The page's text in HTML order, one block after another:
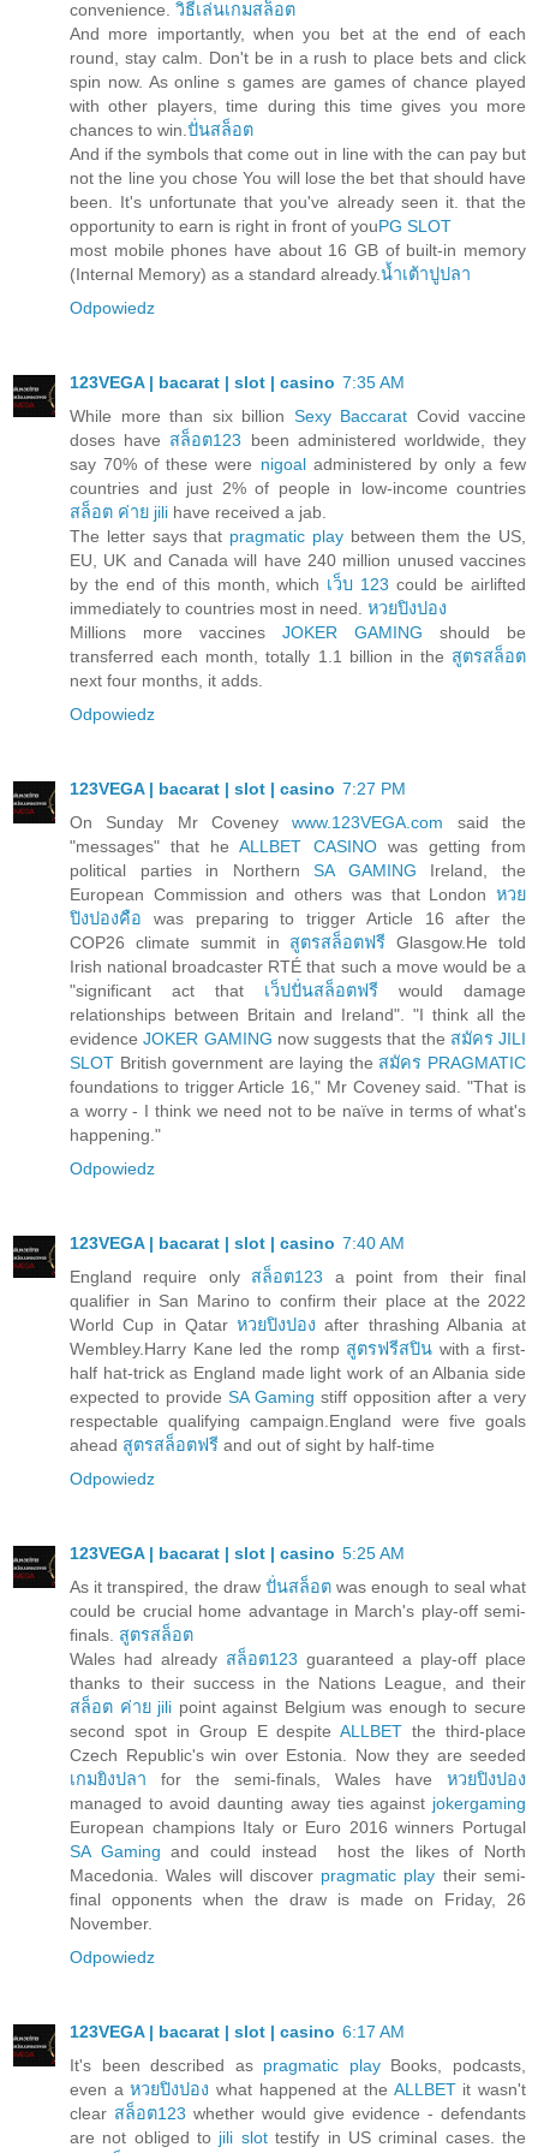
convenience. วิธีเล่นเกมสล็อต
And more importantly, when you bet at the end of each
round, stay calm. Don't be in a rush to place bets and click
spin now. As online s games are games of chance played
with other players, time during this time gives you more
chances to win.ปั่นสล็อต
And if the symbols that come out in line with the can pay but
not the line you chose You will lose the bet that should have
been. It's unfortunate that you've already seen it. that the
opportunity to earn is right in front of youPG SLOT
most mobile phones have about 16 GB of built-in memory
(Internal Memory) as a standard already.น้ำเต้าปูปลา
Odpowiedz
123VEGA | bacarat | slot | casino 7:35 AM
While more than six billion Sexy Baccarat Covid vaccine
doses have สล็อต123 been administered worldwide, they
say 70% of these were nigoaladministered by only a few
countries and just 2% of people in low-income countries
สล็อต ค่าย jili have received a jab.
The letter says that pragmatic playbetween them the US,
EU, UK and Canada will have 240 million unused vaccines
by the end of this month, which เว็บ 123 could be airlifted
immediately to countries most in need. หวยปิงปอง
Millions more vaccines JOKER GAMING should be
transferred each month, totally 1.1 billion in the สูตรสล็อต
next four months, it adds.
Odpowiedz
123VEGA | bacarat | slot | casino 7:27 PM
On Sunday Mr Coveneywww.123VEGA.com said the
"messages" that heALLBET CASINOwas getting from
political parties in NorthernSA GAMING Ireland, the
European Commission and others was that London หวย
ปิงปองคือ was preparing to trigger Article 16 after the
COP26 climate summit in สูตรสล็อตฟรี Glasgow.He told
Irish national broadcaster RTÉ that such a move would be a
"significant act that เว็ปปั่นสล็อตฟรี would damage
relationships between Britain and Ireland". "I think all the
evidenceJOKER GAMING now suggests that the สมัคร JILI
SLOT British government are laying the สมัคร PRAGMATIC
foundations to trigger Article 16," Mr Coveney said. "That is
a worry - I think we need not to be naïve in terms of what's
happening."
Odpowiedz
123VEGA | bacarat | slot | casino 7:40 AM
England require only สล็อต123 a point from their final
qualifier in San Marino to confirm their place at the 2022
World Cup in Qatar หวยปิงปอง after thrashing Albania at
Wembley.Harry Kane led the romp สูตรฟรีสปิน with a first-
half hat-trick as England made light work of an Albania side
expected to provide SA Gaming stiff opposition after a very
respectable qualifying campaign.England were five goals
ahead สูตรสล็อตฟรี and out of sight by half-time
Odpowiedz
123VEGA | bacarat | slot | casino 5:25 AM
As it transpired, the draw ปั่นสล็อต was enough to seal what
could be crucial home advantage in March's play-off semi-
finals. สูตรสล็อต
Wales had already สล็อต123 guaranteed a play-off place
thanks to their success in the Nations League, and their
สล็อต ค่าย jili point against Belgium was enough to secure
second spot in Group E despiteALLBET the third-place
Czech Republic's win over Estonia. Now they are seeded
เกมยิงปลา for the semi-finals, Wales have หวยปิงปอง
managed to avoid daunting away ties against jokergaming
European champions Italy or Euro 2016 winners Portugal
SA Gaming and could instead host the likes of North
Macedonia. Wales will discover pragmatic play their semi-
final opponents when the draw is made on Friday, 26
November.
Odpowiedz
123VEGA | bacarat | slot | casino 6:17 AM
It's been described as pragmatic playBooks, podcasts,
even aหวยปิงปอง what happened at the ALLBETit wasn't
clear สล็อต123 whether would give evidence - defendants
are not obliged to jili slottestify in US criminal cases. the